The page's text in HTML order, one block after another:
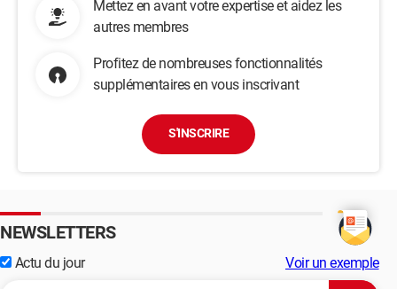
Mettez en avant votre expertise et aidez les
autres membres
Profitez de nombreuses fonctionnalités
supplémentaires en vous inscrivant
S'INSCRIRE
NEWSLETTERS
Actu du jour Voir un exemple